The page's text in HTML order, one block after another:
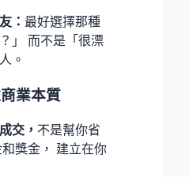
： 最好選擇那種
」 而不是「很漂
。
業本質
交， 不是幫你省
獎金， 建立在你